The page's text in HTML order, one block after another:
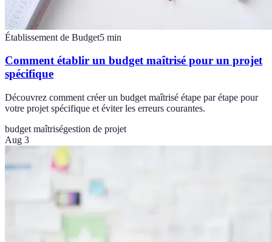
Établissement de Budget5 min
Comment établir un budget maîtrisé pour un projet
spécifique
Découvrez comment créer un budget maîtrisé étape par étape pour
votre projet spécifique et éviter les erreurs courantes.
budget maîtriségestion de projet
Aug 3